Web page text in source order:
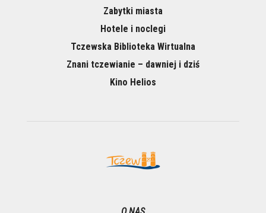
Zabytki miasta
Hotele i noclegi
Tczewska Biblioteka Wirtualna
Znani tczewianie – dawniej i dziś
Kino Helios